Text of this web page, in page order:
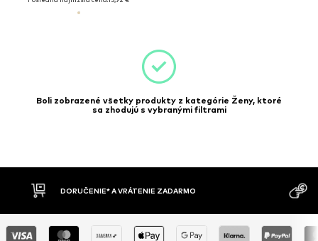
Boli zobrazené všetky produkty z kategórie Ženy, ktoré
sa zhodujú s vybranými filtrami
DORUČENIE* A VRÁTENIE ZADARMO